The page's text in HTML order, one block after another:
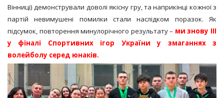
Вінниці) демонстрували доволі якісну гру, та наприкінці кожної з
партій невимушені помилки стали наслідком поразок. Як
підсумок, повторення минулорічного результату – ми знову ІІІ
у фіналі Спортивних ігор України у змаганнях з
волейболу серед юнаків.